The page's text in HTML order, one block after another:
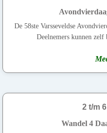
De 58ste Varsseveldse
Deelnemers kunnen zelf
2 t/m
Wandel 4